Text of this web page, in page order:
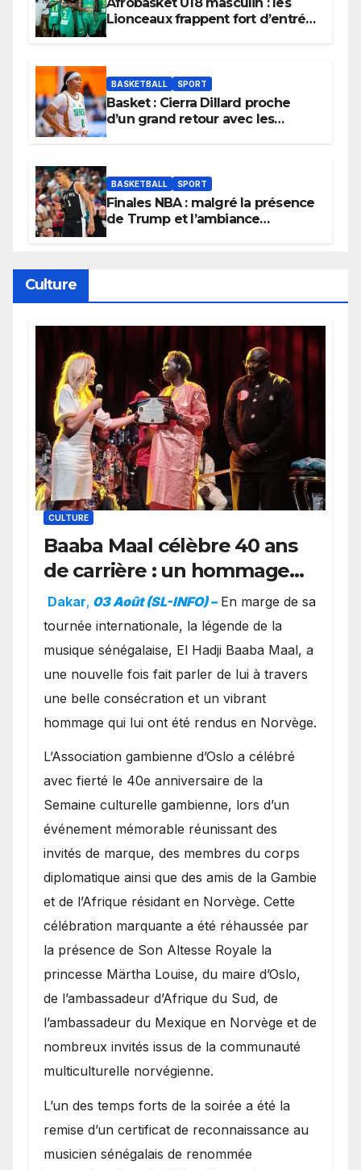
Lionceaux frappent fort d’entrée
BASKETBALL SPORT
Basket : Cierra Dillard proche
d’un grand retour avec les
BASKETBALL SPORT
Finales NBA : malgré la présence
de Trump et l’ambiance
Culture
CULTURE
Baaba Maal célèbre 40 ans
de carrière : un hommage
exceptionnel à Oslo en
présence de la famille
royale.
Dakar, 03 Août (SL-INFO) – ​En marge de sa
tournée internationale, la légende de la
musique sénégalaise, El Hadji Baaba Maal, a
une nouvelle fois fait parler de lui à travers
une belle consécration et un vibrant
hommage qui lui ont été rendus en Norvège.
​L’Association gambienne d’Oslo a célébré
avec fierté le 40e anniversaire de la
Semaine culturelle gambienne, lors d’un
événement mémorable réunissant des
invités de marque, des membres du corps
diplomatique ainsi que des amis de la Gambie
et de l’Afrique résidant en Norvège. Cette
célébration marquante a été réhaussée par
la présence de Son Altesse Royale la
princesse Märtha Louise, du maire d’Oslo,
de l’ambassadeur d’Afrique du Sud, de
l’ambassadeur du Mexique en Norvège et de
nombreux invités issus de la communauté
multiculturelle norvégienne.
​L’un des temps forts de la soirée a été la
remise d’un certificat de reconnaissance au
musicien sénégalais de renommée